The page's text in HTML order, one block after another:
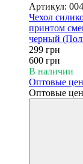
Артикул:
Чехол
принтом
черный
299 грн
600 грн
В наличии
Оптовые
Оптовые